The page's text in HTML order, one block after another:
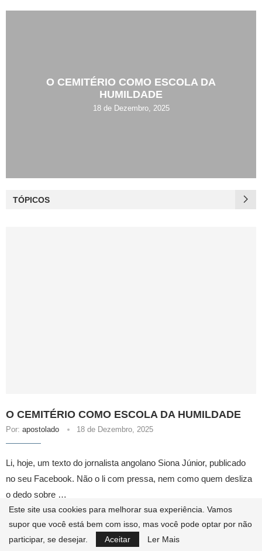
O CEMITÉRIO COMO ESCOLA DA
HUMILDADE
18 de Dezembro, 2025
TÓPICOS
O CEMITÉRIO COMO ESCOLA DA HUMILDADE
Por: apostolado 18 de Dezembro, 2025
Li, hoje, um texto do jornalista angolano Siona Júnior, publicado
no seu Facebook. Não o li com pressa, nem como quem desliza
o dedo sobre …
O OUTRO LADO DO ESPELHO
15 de Dezembro, 2025
Este site usa cookies para melhorar sua experiência. Vamos
supor que você está bem com isso, mas você pode optar por não
participar, se desejar.
Aceitar Ler Mais